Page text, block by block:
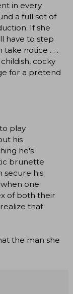
in every
a full set of
If she
have to step
notice . . .
cocky
for a pretend
play
his
he's
brunette
secure his
one
of both their
that
the man she